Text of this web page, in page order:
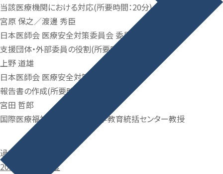
当該医療機関における対応(所要時間：20分)
宮原 保之／渡邊 秀臣
日本医師会 医療安全対策委員会 委員
支援団体・外部委員の役割(所要時間：20分)
上野 道雄
日本医師会 医療安全対策委員会 委員
報告書の作成(所要時間：20分)
宮田 哲郎
国際医療福祉大学 医学部 医学教育統括センター教授
過去の研修
2025(令和7)年度